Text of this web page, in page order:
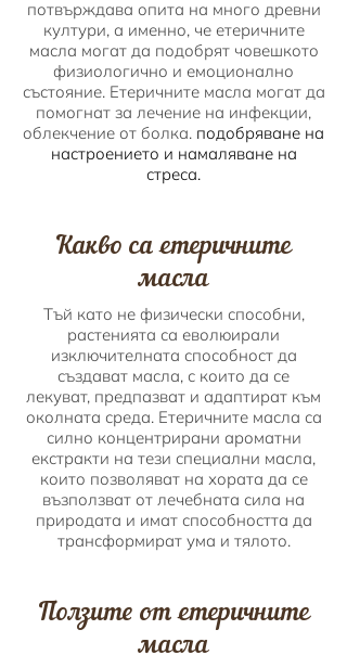
потвърждава опита на много древни
култури, а именно, че етеричните
масла могат да подобрят човешкото
физиологично и емоционално
състояние. Етеричните масла могат да
помогнат за лечение на инфекции,
облекчение от болка. подобряване на
настроението и намаляване на
стреса.
Какво са етеричните
масла
Тъй като не физически способни,
растенията са еволюирали
изключителната способност да
създават масла, с които да се
лекуват, предпазват и адаптират към
околната среда. Етеричните масла са
силно концентрирани ароматни
екстракти на тези специални масла,
които позволяват на хората да се
възползват от лечебната сила на
природата и имат способността да
трансформират ума и тялото.
Ползите от етеричните
масла